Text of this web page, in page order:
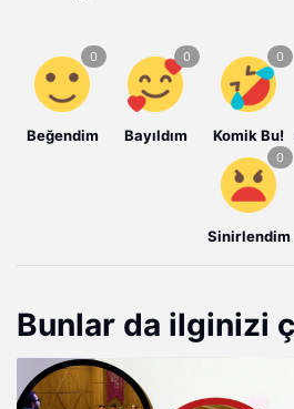
Beğendim Bayıldım Komik Bu!
Sinirlendim
Bunlar da ilginizi